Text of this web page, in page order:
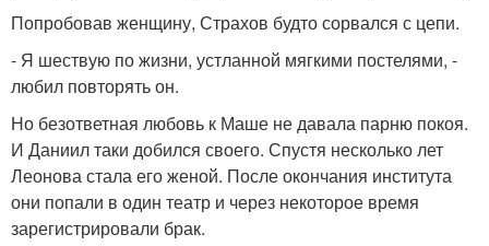
Попробовав женщину, Страхов будто сорвался с цепи.
- Я шествую по жизни, устланной мягкими постелями, -
любил повторять он.
Но безответная любовь к Маше не давала парню покоя.
И Даниил таки добился своего. Спустя несколько лет
Леонова стала его женой. После окончания института
они попали в один театр и через некоторое время
зарегистрировали брак.